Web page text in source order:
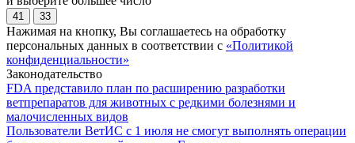
41 33
Нажимая на кнопку, Вы соглашаетесь на обработку
персональных данных в соответствии с «Политикой
конфиденциальности»
Законодательство
FDA представило план по расширению разработки
ветпрепаратов для животных с редкими болезнями и
малочисленных видов
Пользователи ВетИС с 1 июля не смогут выполнять операции